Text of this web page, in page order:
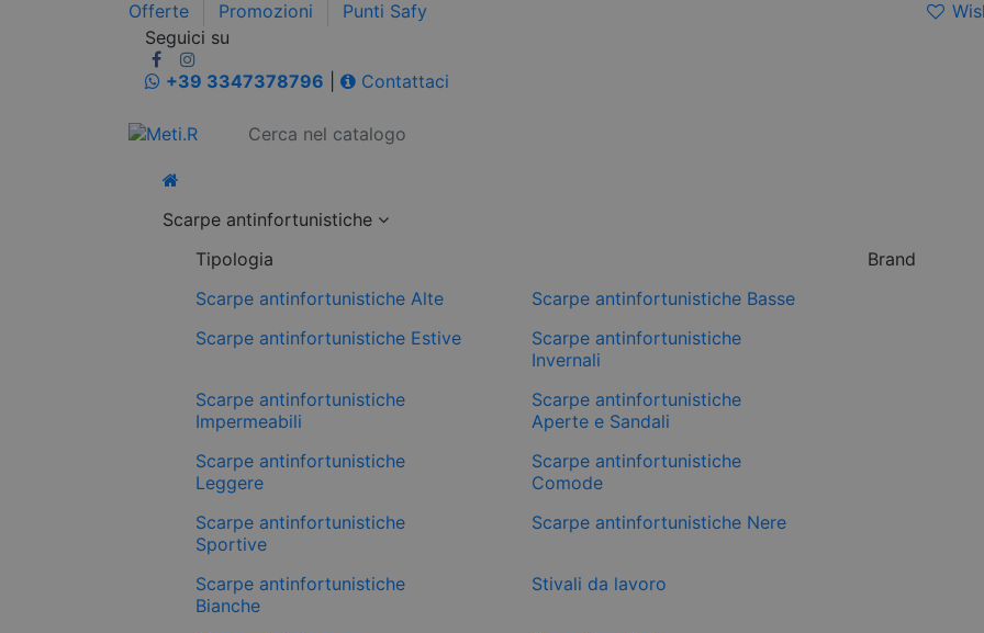
Offerte Promozioni Punti Safy
Seguici su
+39 3347378796
Contattaci
Scarpe antinfortunistiche
Tipologia
Scarpe antinfortunistiche Alte
Scarpe antinfortunistiche Basse
Scarpe antinfortunistiche Estive
Scarpe antinfortunistiche
Invernali
Scarpe antinfortunistiche
Impermeabili
Scarpe antinfortunistiche
Aperte e Sandali
Scarpe antinfortunistiche
Leggere
Scarpe antinfortunistiche
Comode
Scarpe antinfortunistiche
Sportive
Scarpe antinfortunistiche Nere
Scarpe antinfortunistiche
Bianche
Stivali da lavoro
Brand